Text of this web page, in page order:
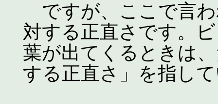
ですが、ここで言
対する正直さです。
葉が出てくるときは
する正直さ」を指し